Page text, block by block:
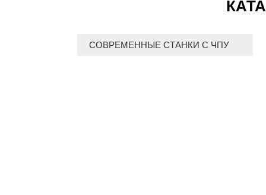
СОВРЕМЕННЫЕ СТАНКИ С ЧПУ